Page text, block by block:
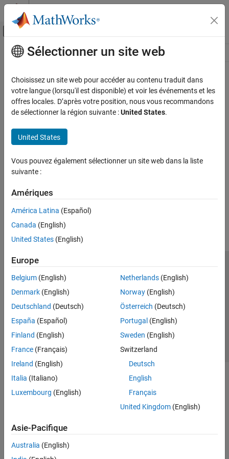
Passer au contenu
Activer/désactiver l'affichage du menu
Ressource
Contenu principal
Sélectionner un site web
Choisissez un site web pour accéder au contenu traduit dans
votre langue (lorsqu'il est disponible) et voir les événements et les
offres locales. D’après votre position, nous vous recommandons
de sélectionner la région suivante :United States.
United States
Vous pouvez également sélectionner un site web dans la liste
suivante :
Amériques
América Latina (Español)
Canada (English)
United States (English)
Europe
Belgium (English)
Denmark (English)
Deutschland (Deutsch)
España (Español)
Finland (English)
France (Français)
Ireland (English)
Italia (Italiano)
Luxembourg (English)
Netherlands(English)
Norway(English)
Österreich (Deutsch)
Portugal (English)
Sweden (English)
Switzerland
Deutsch
English
Français
United Kingdom(English)
Asie-Pacifique
Australia (English)
Lutte anti-piratage
Contacts locaux
© 1994-2026 The MathWorks, Inc.